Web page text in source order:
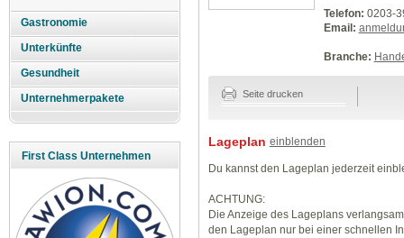
Gastronomie
Unterkünfte
Gesundheit
Unternehmerpakete
First Class Unternehmen
Telefon: 0203-
Email:
Branche:
Seite drucken
Lageplan einblenden
Du kannst den Lageplan jederzeit
ACHTUNG:
Die Anzeige des Lageplans
den Lageplan nur bei einer schnellen